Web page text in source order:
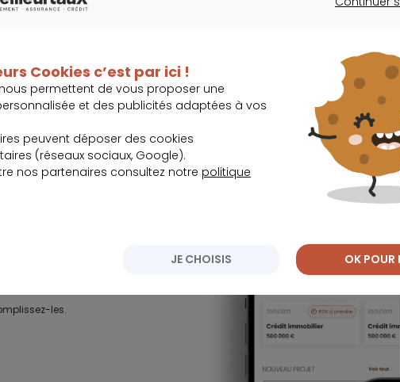
allongement de la durée de remboursement et une majoration du coût total
nature que ce soit, ne peut être exigé d'un particulier, avant l'obtention d'un
les.
Cookies c’est par ici !
permettent de vous proposer une
et des publicités adaptées à vos
peuvent déposer des cookies
(réseaux sociaux, Google).
nos partenaires consultez notre politique
JE CHOISIS OK POUR